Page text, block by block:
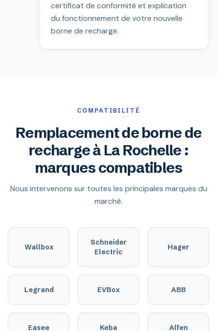
certificat de conformité et explication
du fonctionnement de votre nouvelle
borne de recharge.
COMPATIBILITÉ
Remplacement de borne de
recharge à La Rochelle :
marques compatibles
Nous intervenons sur toutes les principales marques du
marché.
Wallbox
Schneider
Electric
Hager
Legrand EVBox ABB
Easee Keba Alfen